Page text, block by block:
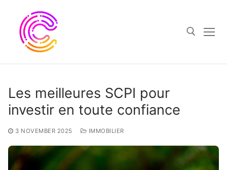
content
Les meilleures SCPI pour
investir en toute confiance
3 NOVEMBER 2025 IMMOBILIER